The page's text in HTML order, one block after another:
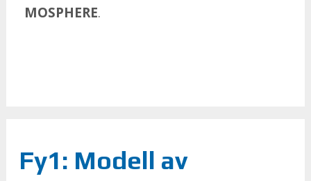
MOSPHE­RE.
Fy1: Modell av